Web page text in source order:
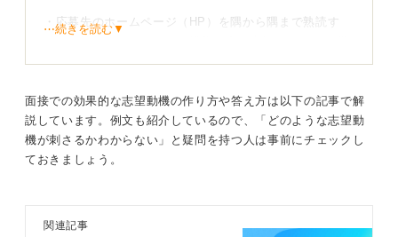
・応募先のホームページ（HP）を隅から隅まで熟読す
・「給食会社 栄養士 仕事内容」などで検索し、ヒット
した記事をできるだけ多く読む。
⋯続きを読む▼
面接での効果的な志望動機の作り方や答え方は以下の記事で解
説しています。例文も紹介しているので、「どのような志望動
機が刺さるかわからない」と疑問を持つ人は事前にチェックし
ておきましょう。
関連記事